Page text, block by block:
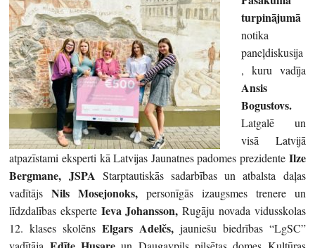
turpinājumā
notika
paneļdiskusija
, kuru vadīja
Ansis
Bogustovs.
Latgalē un
visā Latvijā
atpazīstami eksperti kā Latvijas Jaunatnes padomes prezidente Ilze
Bergmane, JSPA Starptautiskās sadarbības un atbalsta daļas
vadītājsNils Mosejonoks, personīgās izaugsmes trenere un
līdzdalības eksperte Ieva Johansson,Rugāju novada vidusskolas
12. klases skolēnsElgars Adelčs, jauniešu biedrības “LgSC”